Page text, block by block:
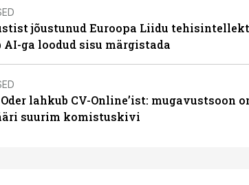
jõustunud Euroopa Liidu
AI-ga loodud sisu märgistada
lahkub CV-Online’ist: mugavustsoon
suurim komistuskivi